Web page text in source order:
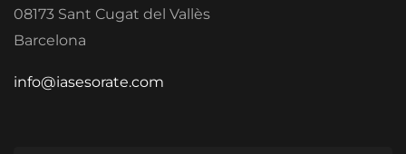
08173 Sant Cugat del Vallès
Barcelona
info@iasesorate.com